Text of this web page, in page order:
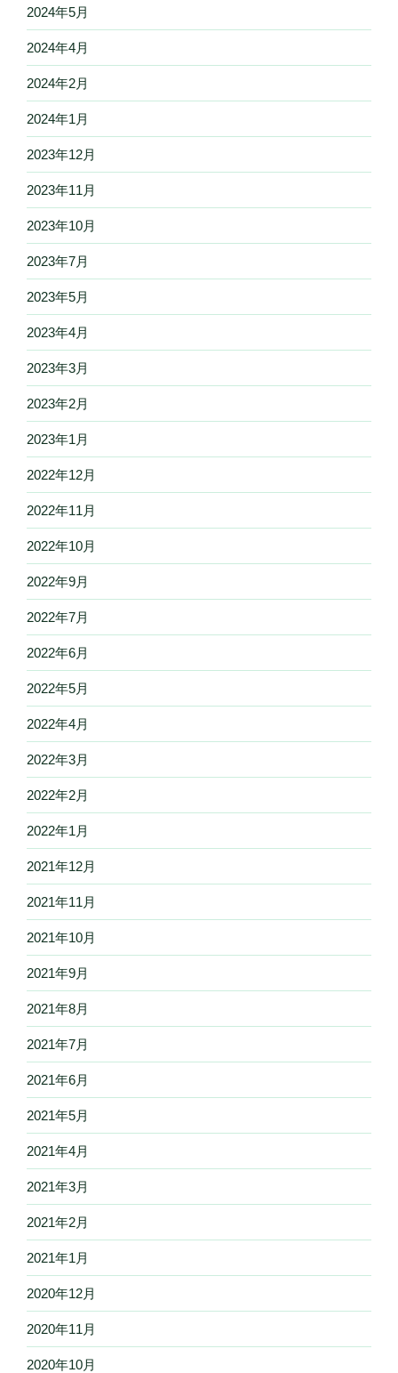
2024年5月
2024年4月
2024年2月
2024年1月
2023年12月
2023年11月
2023年10月
2023年7月
2023年5月
2023年4月
2023年3月
2023年2月
2023年1月
2022年12月
2022年11月
2022年10月
2022年9月
2022年7月
2022年6月
2022年5月
2022年4月
2022年3月
2022年2月
2022年1月
2021年12月
2021年11月
2021年10月
2021年9月
2021年8月
2021年7月
2021年6月
2021年5月
2021年4月
2021年3月
2021年2月
2021年1月
2020年12月
2020年11月
2020年10月